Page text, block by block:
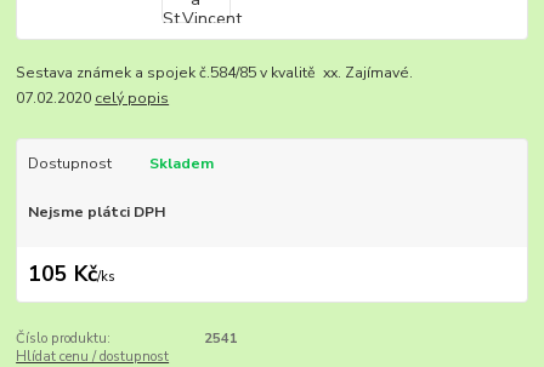
Sestava známek a spojek č.584/85 v kvalitě xx. Zajímavé.
07.02.2020 celý popis
Dostupnost Skladem
Nejsme plátci DPH
105 Kč/ks
Číslo produktu:
2541
Hlídat cenu / dostupnost